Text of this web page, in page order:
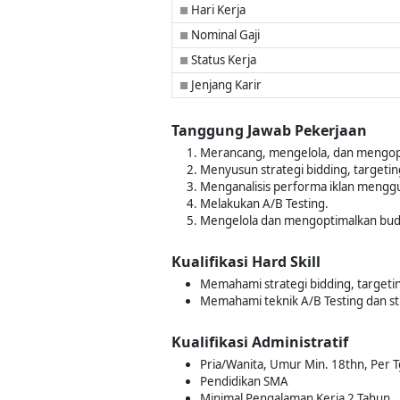
■ Hari Kerja
■ Nominal Gaji
■ Status Kerja
■ Jenjang Karir
Tanggung Jawab Pekerjaan
Merancang, mengelola, dan
Menyusun strategi bidding,
Menganalisis performa iklan
Melakukan A/B Testing.
Mengelola dan mengoptimalkan
Kualifikasi Hard Skill
Memahami strategi bidding,
Memahami teknik A/B Testing dan
Kualifikasi Administratif
Pria/Wanita, Umur Min. 18thn, Per
Pendidikan SMA